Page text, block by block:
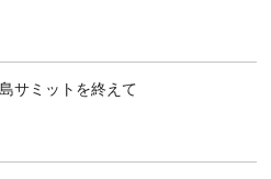
サミットを終えて